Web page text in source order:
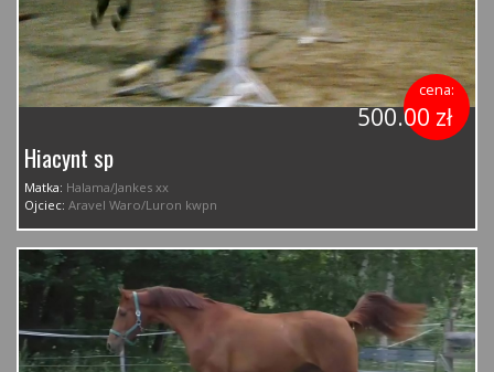
cena:
500.00 zł
Hiacynt sp
Matka: Halama/Jankes xx
Ojciec: Aravel Waro/Luron kwpn